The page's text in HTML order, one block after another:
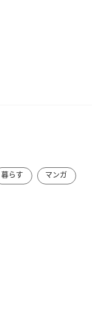
暮らす マンガ